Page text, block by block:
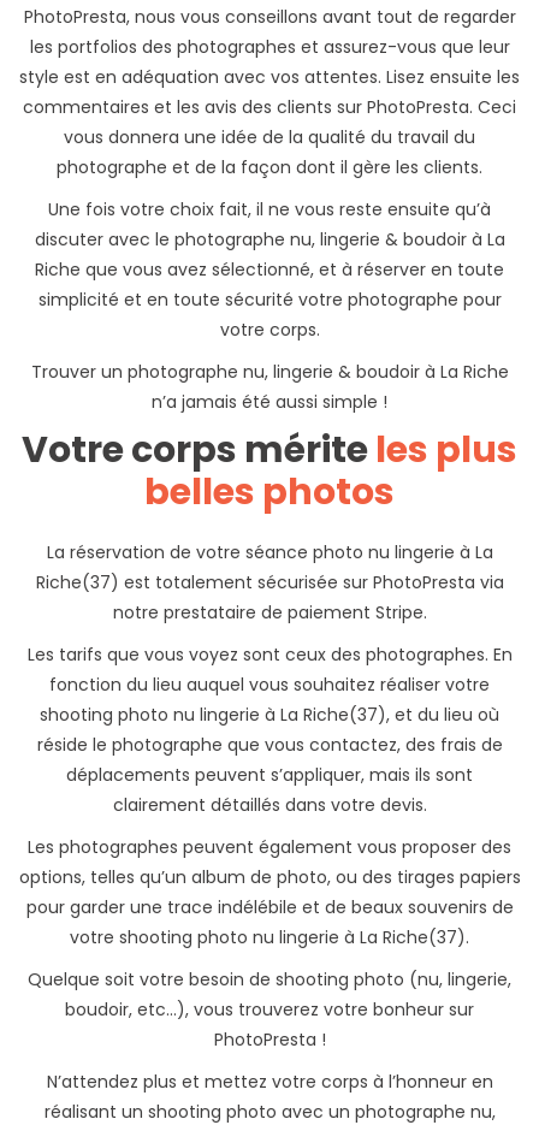
PhotoPresta, nous vous conseillons avant tout de regarder
les portfolios des photographes et assurez-vous que leur
style est en adéquation avec vos attentes. Lisez ensuite les
commentaires et les avis des clients sur PhotoPresta. Ceci
vous donnera une idée de la qualité du travail du
photographe et de la façon dont il gère les clients.
Une fois votre choix fait, il ne vous reste ensuite qu’à
discuter avec le photographe nu, lingerie & boudoir à La
Riche que vous avez sélectionné, et à réserver en toute
simplicité et en toute sécurité votre photographe pour
votre corps.
Trouver un photographe nu, lingerie & boudoir à La Riche
n’a jamais été aussi simple !
Votre corps mériteles plus
belles photos
La réservation de votre séance photo nu lingerie à La
Riche(37) est totalement sécurisée sur PhotoPresta via
notre prestataire de paiement Stripe.
Les tarifs que vous voyez sont ceux des photographes. En
fonction du lieu auquel vous souhaitez réaliser votre
shooting photo nu lingerie à La Riche(37), et du lieu où
réside le photographe que vous contactez, des frais de
déplacements peuvent s’appliquer, mais ils sont
clairement détaillés dans votre devis.
Les photographes peuvent également vous proposer des
options, telles qu’un album de photo, ou des tirages papiers
pour garder une trace indélébile et de beaux souvenirs de
votre shooting photo nu lingerie à La Riche(37).
Quelque soit votre besoin de shooting photo (nu, lingerie,
boudoir, etc...), vous trouverez votre bonheur sur
PhotoPresta !
N’attendez plus et mettez votre corps à l’honneur en
réalisant un shooting photo avec un photographe nu,